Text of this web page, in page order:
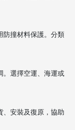
防撞材料保護。分類
。選擇空運、海運或
、安裝及復原，協助